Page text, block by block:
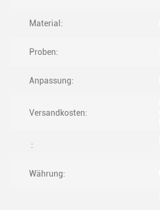
Material:
Proben:
Anpassung:
Versandkosten:
:
Währung: